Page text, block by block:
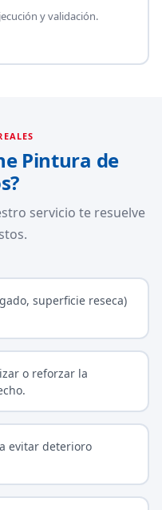
y validación.
Pintura de
servicio te resuelve
superficie reseca)
o reforzar la
evitar deterioro